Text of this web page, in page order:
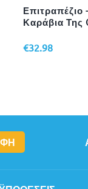
Καράβια Της
€32.98